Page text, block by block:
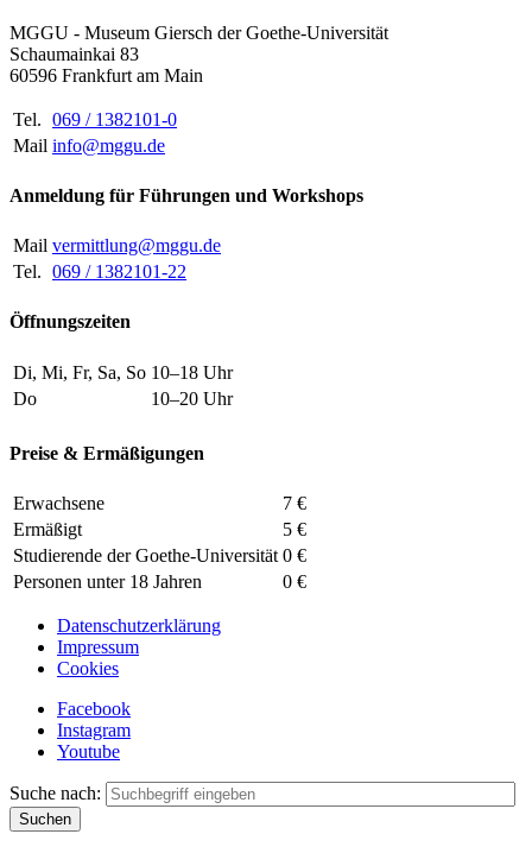
MGGU - Museum Giersch der Goethe-Universität
Schaumainkai 83
60596 Frankfurt am Main
Tel. 069 / 1382101-0
Mail info@mggu.de
Anmeldung für Führungen und Workshops
Mail vermittlung@mggu.de
Tel. 069 / 1382101-22
Öffnungszeiten
Di, Mi, Fr, Sa, So 10–18 Uhr
Do
10–20 Uhr
Preise & Ermäßigungen
Erwachsene
7 €
Ermäßigt
5 €
Studierende der Goethe-Universität 0 €
Personen unter 18 Jahren
0 €
Datenschutzerklärung
Impressum
Cookies
Facebook
Instagram
Youtube
Suche nach: